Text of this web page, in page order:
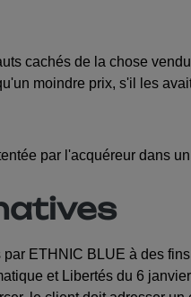
cachés de la chose
moindre prix, s'il les
par l'acquéreur dans
ETHNIC BLUE à des
et Libertés du 6